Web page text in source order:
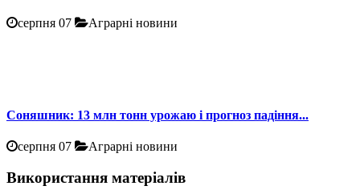
серпня 07 Аграрні новини
Соняшник: 13 млн тонн урожаю і прогноз падіння...
серпня 07 Аграрні новини
Використання матеріалів